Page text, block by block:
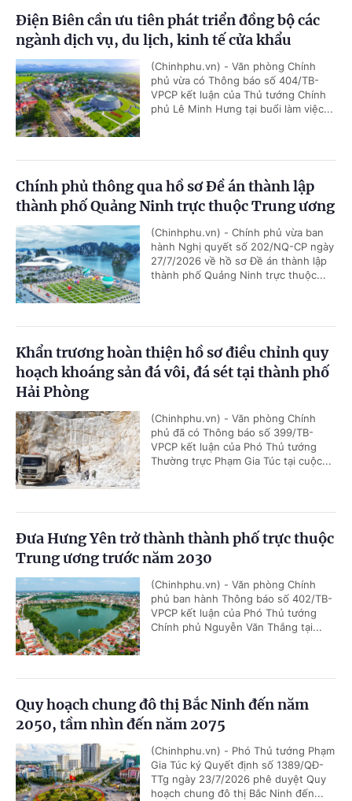
Điện Biên cần ưu tiên phát triển đồng bộ các
ngành dịch vụ, du lịch, kinh tế cửa khẩu
(Chinhphu.vn) - Văn phòng Chính
phủ vừa có Thông báo số 404/TB-
VPCP kết luận của Thủ tướng Chính
phủ Lê Minh Hưng tại buổi làm việc...
Chính phủ thông qua hồ sơ Đề án thành lập
thành phố Quảng Ninh trực thuộc Trung ương
(Chinhphu.vn) - Chính phủ vừa ban
hành Nghị quyết số 202/NQ-CP ngày
27/7/2026 về hồ sơ Đề án thành lập
thành phố Quảng Ninh trực thuộc...
Khẩn trương hoàn thiện hồ sơ điều chỉnh quy
hoạch khoáng sản đá vôi, đá sét tại thành phố
Hải Phòng
(Chinhphu.vn) - Văn phòng Chính
phủ đã có Thông báo số 399/TB-
VPCP kết luận của Phó Thủ tướng
Thường trực Phạm Gia Túc tại cuộc...
Đưa Hưng Yên trở thành thành phố trực thuộc
Trung ương trước năm 2030
(Chinhphu.vn) - Văn phòng Chính
phủ ban hành Thông báo số 402/TB-
VPCP kết luận của Phó Thủ tướng
Chính phủ Nguyễn Văn Thắng tại...
Quy hoạch chung đô thị Bắc Ninh đến năm
2050, tầm nhìn đến năm 2075
(Chinhphu.vn) - Phó Thủ tướng Phạm
Gia Túc ký Quyết định số 1389/QĐ-
TTg ngày 23/7/2026 phê duyệt Quy
hoạch chung đô thị Bắc Ninh đến...